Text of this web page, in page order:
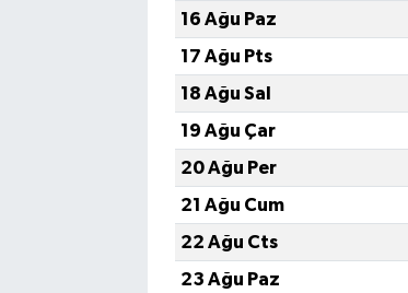
16 Ağu Paz
17 Ağu Pts
18 Ağu Sal
19 Ağu Çar
20 Ağu Per
21 Ağu Cum
22 Ağu Cts
23 Ağu Paz